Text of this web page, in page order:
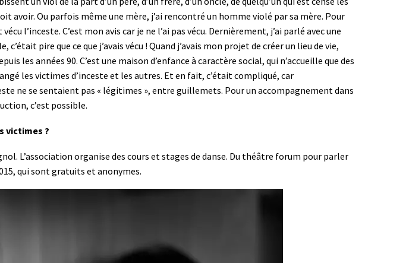
avoir. Ou parfois même une mère, j’ai rencontré un homme violé par sa mère. Pour
l’inceste. C’est mon avis car je ne l’ai pas vécu. Dernièrement, j’ai parlé avec une
pire que ce que j’avais vécu ! Quand j’avais mon projet de créer un lieu de vie,
les années 90. C’est une maison d’enfance à caractère social, qui n’accueille que des
les victimes d’inceste et les autres. Et en fait, c’était compliqué, car
ne se sentaient pas « légitimes », entre guillemets. Pour un accompagnement dans
c’est possible.
victimes ?
L’association organise des cours et stages de danse. Du théâtre forum pour parler
qui sont gratuits et anonymes.